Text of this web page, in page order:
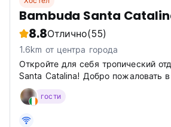
Bambuda Santa
8.8Отлично(55)
1.6km от центра города
Откройте для себя тропический
Santa Catalina! Добро пожаловать
Catalina, идеальный домик на
сердце Санта-Каталины, где
напротив Ла-Пунта, самого...
гости